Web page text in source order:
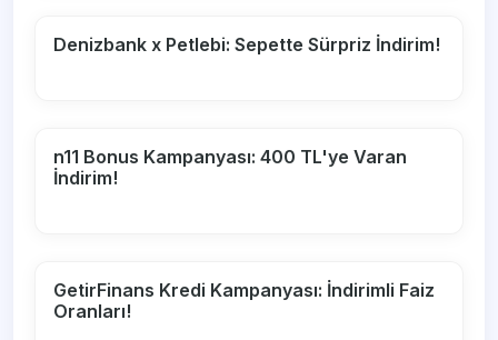
Denizbank x Petlebi: Sepette Sürpriz İndirim!
n11 Bonus Kampanyası: 400 TL'ye Varan
İndirim!
GetirFinans Kredi Kampanyası: İndirimli Faiz
Oranları!